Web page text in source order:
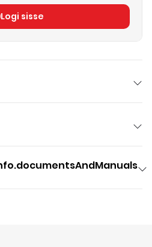
Logi sisse